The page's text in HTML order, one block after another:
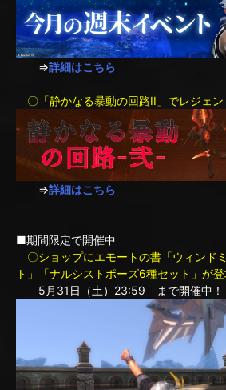
⇒詳細はこちら
〇「静かなる暴動の回路II」でレジェン
⇒詳細はこちら
■期間限定で開催中
〇ショップにエモートの書「ウィンド
ト」「ナルシストポーズ6種セット」が登
5月31日（土）23:59 まで開催中！